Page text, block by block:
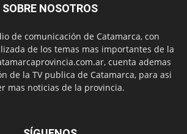
SOBRE NOSOTROS
de comunicación de Catamarca, con
de los temas mas importantes de la
cuenta ademas
de la TV publica de Catamarca, para asi
mas noticias de la provincia.